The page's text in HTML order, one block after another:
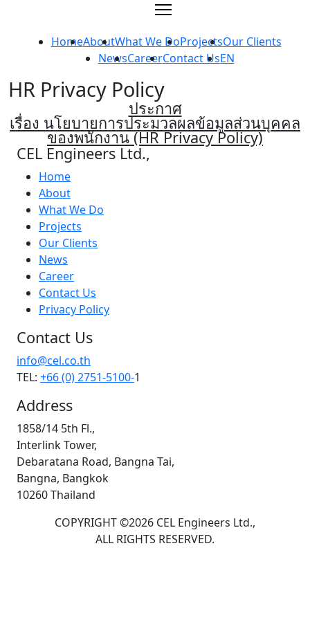
content
HomeAboutWhat We DoProjectsOur Clients
NewsCareerContact UsEN
HR Privacy Policy
ประกาศ
เรื่อง นโยบายการประมวลผลข้อมูลส่วนบุคคล
ของพนักงาน (HR Privacy Policy)
CEL Engineers Ltd.,
Home
About
What We Do
Projects
Our Clients
News
Career
Contact Us
Privacy Policy
Contact Us
info@cel.co.th
TEL: +66 (0) 2751-5100-1
Address
1858/14 5th Fl.,
Interlink Tower,
Debaratana Road, Bangna Tai,
Bangna, Bangkok
10260 Thailand
COPYRIGHT ©2026 CEL Engineers Ltd.,
ALL RIGHTS RESERVED.